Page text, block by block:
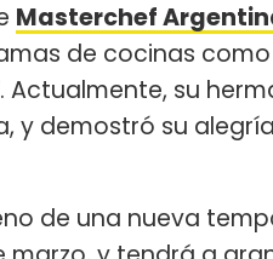
Masterchef
de cocinas como
. Actualmente, su
demostró su
de una nueva